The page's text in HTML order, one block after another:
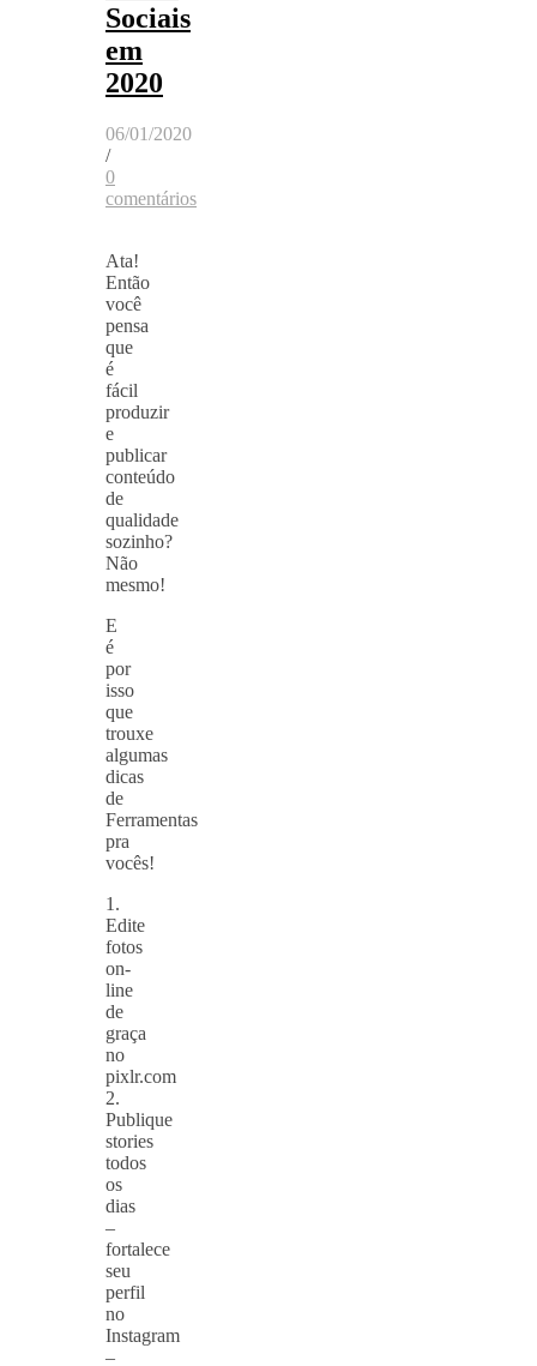
Sociais
em
2020
06/01/2020
/
0
comentários
Ata!
Então
você
pensa
que
é
fácil
produzir
e
publicar
conteúdo
de
qualidade
sozinho?
Não
mesmo!
E
é
por
isso
que
trouxe
algumas
dicas
de
Ferramentas
pra
vocês!
1.
Edite
fotos
on-
line
de
graça
no
pixlr.com
2.
Publique
stories
todos
os
dias
–
fortalece
seu
perfil
no
Instagram
–